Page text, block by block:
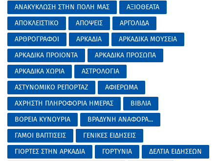
ΑΝΑΚΥΚΛΩΣΗ ΣΤΗΝ ΠΟΛΗ ΜΑΣ
ΑΞΙΟΘΕΑΤΑ
ΑΠΟΚΛΕΙΣΤΙΚΟ
ΑΠΟΨΕΙΣ
ΑΡΓΟΛΙΔΑ
ΑΡΘΡΟΓΡΑΦΟΙ
ΑΡΚΑΔΙΑ
ΑΡΚΑΔΙΚΑ ΜΟΥΣΕΙΑ
ΑΡΚΑΔΙΚΑ ΠΡΟΙΟΝΤΑ
ΑΡΚΑΔΙΚΑ ΠΡΟΣΩΠΑ
ΑΡΚΑΔΙΚΑ ΧΩΡΙΑ
ΑΣΤΡΟΛΟΓΙΑ
ΑΣΤΥΝΟΜΙΚΟ ΡΕΠΟΡΤΑΖ
ΑΦΙΕΡΩΜΑ
ΑΧΡΗΣΤΗ ΠΛΗΡΟΦΟΡΙΑ ΗΜΕΡΑΣ
ΒΙΒΛΙΑ
ΒΟΡΕΙΑ ΚΥΝΟΥΡΙΑ
ΒΡΑΔΥΝΗ ΑΝΑΦΟΡΑ...
ΓΑΜΟΙ ΒΑΠΤΙΣΕΙΣ
ΓΕΝΙΚΕΣ ΕΙΔΗΣΕΙΣ
ΓΙΟΡΤΕΣ ΣΤΗΝ ΑΡΚΑΔΙΑ
ΓΟΡΤΥΝΙΑ
ΔΕΛΤΙΑ ΕΙΔΗΣΕΩΝ